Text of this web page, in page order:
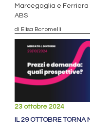
Marcegaglia e Ferriera
ABS
di Elisa Bonomelli
23 ottobre 2024
IL 29 OTTOBRE TORNA